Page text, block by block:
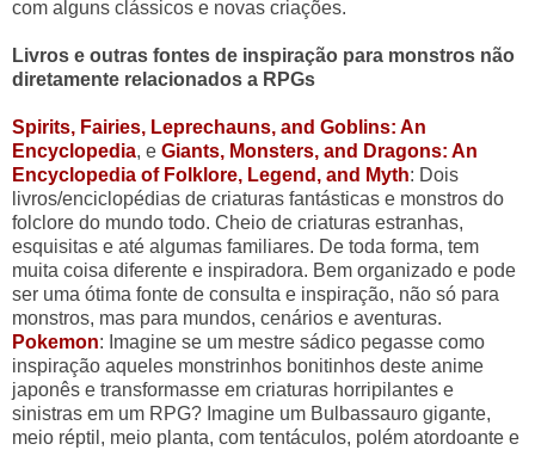
com alguns clássicos e novas criações.
Livros e outras fontes de inspiração para monstros não
diretamente relacionados a RPGs
Spirits, Fairies, Leprechauns, and Goblins: An
Encyclopedia, e Giants, Monsters, and Dragons: An
Encyclopedia of Folklore, Legend, and Myth: Dois
livros/enciclopédias de criaturas fantásticas e monstros do
folclore do mundo todo. Cheio de criaturas estranhas,
esquisitas e até algumas familiares. De toda forma, tem
muita coisa diferente e inspiradora. Bem organizado e pode
ser uma ótima fonte de consulta e inspiração, não só para
monstros, mas para mundos, cenários e aventuras.
Pokemon: Imagine se um mestre sádico pegasse como
inspiração aqueles monstrinhos bonitinhos deste anime
japonês e transformasse em criaturas horripilantes e
sinistras em um RPG? Imagine um Bulbassauro gigante,
meio réptil, meio planta, com tentáculos, polém atordoante e